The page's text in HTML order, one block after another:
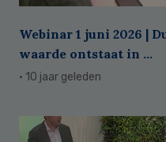
Webinar 1 juni 2026 |
waarde ontstaat in ...
· 10 jaar geleden